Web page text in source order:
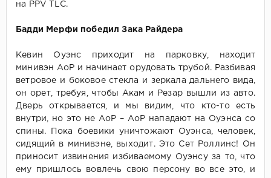
на PPV TLC.
Бадди Мерфи победил Зака Райдера
Кевин Оуэнс приходит на парковку, находит
минивэн АоР и начинает орудовать трубой. Разбивая
ветровое и боковое стекла и зеркала дальнего вида,
он орет, требуя, чтобы Акам и Резар вышли из авто.
Дверь открывается, и мы видим, что кто-то есть
внутри, но это не АоР – АоР нападают на Оуэнса со
спины. Пока боевики уничтожают Оуэнса, человек,
сидящий в минивэне, выходит. Это Сет Роллинс! Он
приносит извинения избиваемому Оуэнсу за то, что
ему пришлось вовлечь свою персону во все это, и